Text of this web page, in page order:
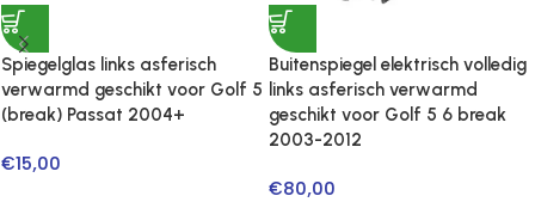
Spiegelglas links asferisch
verwarmd geschikt voor Golf 5
(break) Passat 2004+
€15,00
Buitenspiegel elektrisch volledig
links asferisch verwarmd
geschikt voor Golf 5 6 break
2003-2012
€80,00